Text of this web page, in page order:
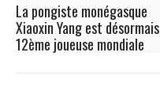
La pongiste monégasque
Xiaoxin Yang est désormais
12ème joueuse mondiale